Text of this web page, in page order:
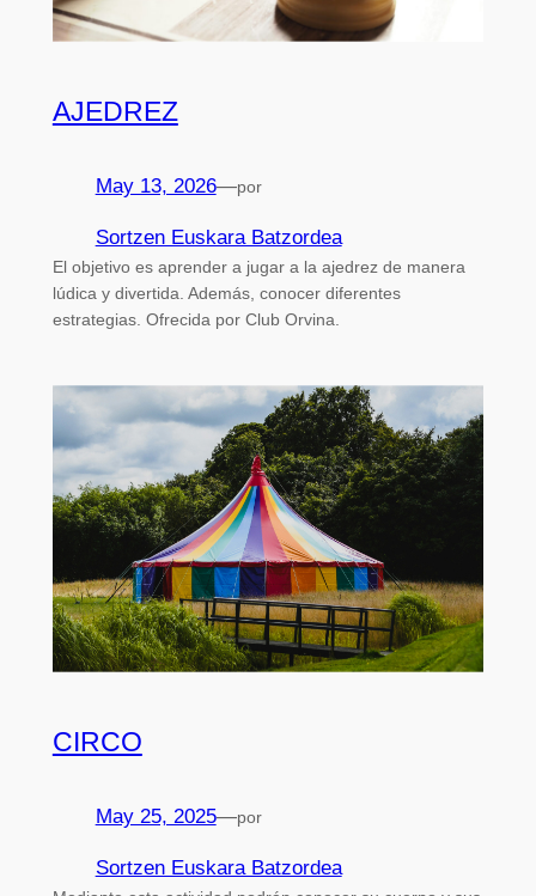
AJEDREZ
May 13, 2026—por
Sortzen Euskara Batzordea
El objetivo es aprender a jugar a la ajedrez de manera
lúdica y divertida. Además, conocer diferentes
estrategias. Ofrecida por Club Orvina.
CIRCO
May 25, 2025—por
Sortzen Euskara Batzordea